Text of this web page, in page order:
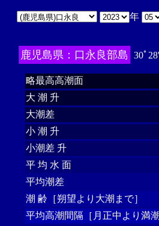
年
鹿児島県：口永良部島 30ﾟ
略最高高潮面
大 潮 升
大潮差
小 潮 升
小潮差 升
平 均 水 面
平均潮差
潮 齢［朔望より大潮まで］
平均高潮間隔［月正中より満潮